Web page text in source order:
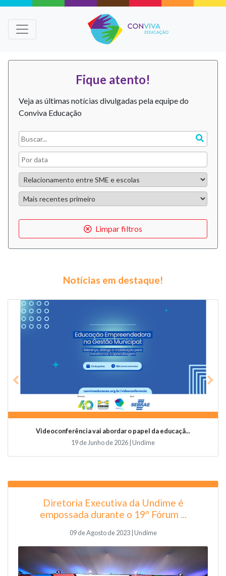
Fique atento!
Veja as últimas notícias divulgadas pela equipe do
Conviva Educação
Limpar filtros
Notícias em destaque!
Videoconferência vai abordar o papel da educaçã...
19 de Junho de 2026 | Undime
Previous
Diretoria Executiva da Undime é
empossada durante o 19º Fórum ...
09 de Agosto de 2023 | Undime